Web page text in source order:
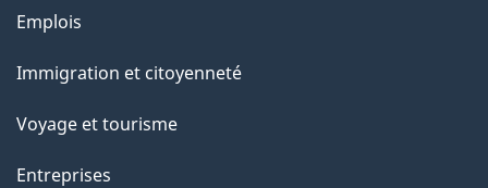
Thèmes
sujets
Emplois
Immigration et citoyenneté
Voyage et tourisme
Entreprises